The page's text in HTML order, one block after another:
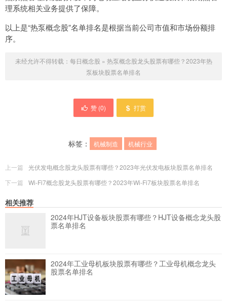
理系统相关业务提供了保障。
以上是“热泵概念股”名单排名是根据当前公司市值和市场份额排
序。
未经允许不得转载： 每日概念股 » 热泵概念股龙头股票有哪些？2023年热
泵板块股票名单排名
赞 (0) 打赏
标签： 机械制造 机械行业
上一篇
光伏发电概念股龙头股票有哪些？2023年光伏发电板块股票名单排名
下一篇
Wi-Fi7概念股龙头股票有哪些？2023年Wi-Fi7板块股票名单排名
相关推荐
2024年HJT设备板块股票有哪些？HJT设备概念龙头股
票名单排名
2024年工业母机板块股票有哪些？工业母机概念龙头
股票名单排名